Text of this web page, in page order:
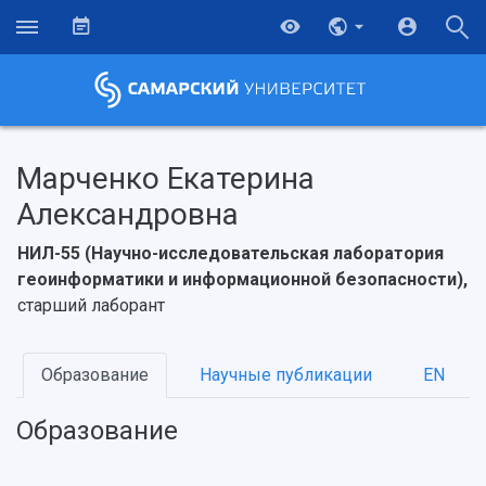
НАЗАД
Об университете
Новости
Образование
Научно-исследовательская деятельность
Марченко Екатерина
Александровна
НИЛ-55 (Научно-исследовательская лаборатория
геоинформатики и информационной безопасности),
старший лаборант
Образование Научные публикации EN
Образование